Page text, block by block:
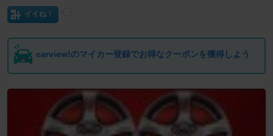
イイね！
carview!のマイカー登録でお得なクーポンを獲得しよう